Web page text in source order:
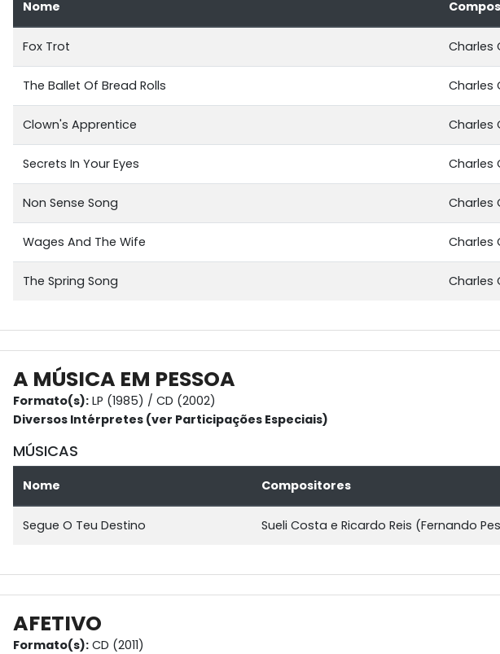
Nome
Fox Trot Charles
The Ballet Of Bread Rolls Charles
Clown's Apprentice Charles
Secrets In Your Eyes Charles
Non Sense Song Charles
Wages And The Wife Charles
The Spring Song Charles
A MÚSICA EM PESSOA
Formato(s): LP (1985) / CD (2002)
Diversos Intérpretes (ver Participações Especiais)
MÚSICAS
Nome Compositores
Segue O Teu Destino Sueli Costa e Ricardo Reis (Fernando
AFETIVO
Formato(s): CD (2011)